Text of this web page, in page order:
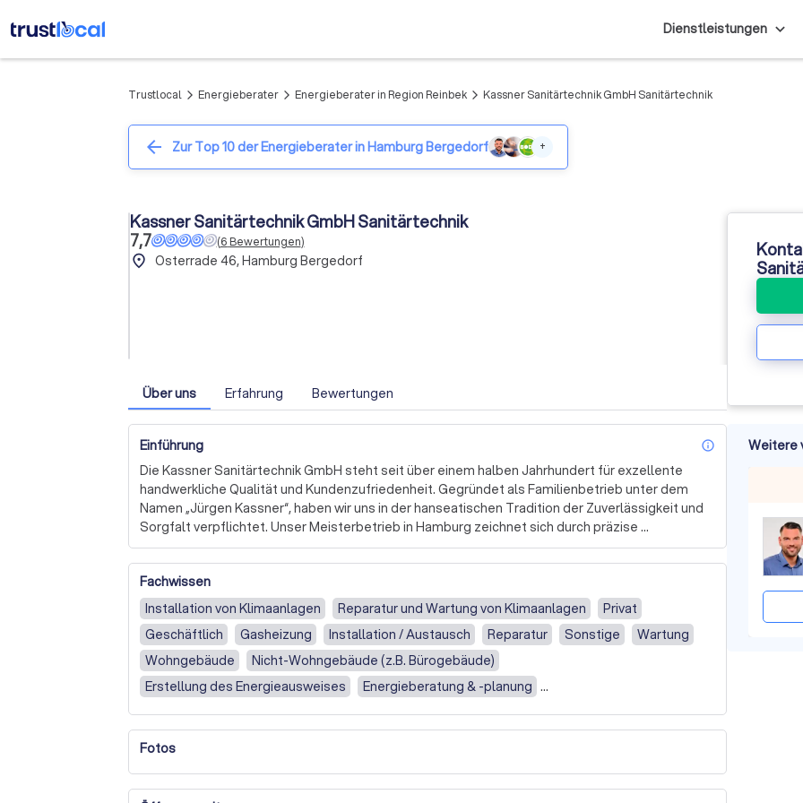
Dienstleistungen
Trustlocal arrow_forward_ios Energieberater arrow_forward_ios Energieberater in Region Reinbek arrow_forward_ios Kassner Sanitärtechnik GmbH Sanitärtechnik
arrow_back Zur Top 10 der Energieberater in Hamburg Bergedorf +
Kassner Sanitärtechnik GmbH Sanitärtechnik
7,7
(6Bewertungen)
place Osterrade 46, Hamburg Bergedorf
Über uns Erfahrung Bewertungen
Einführung
Die Kassner Sanitärtechnik GmbH steht seit über einem halben Jahrhundert für exzellente
handwerkliche Qualität und Kundenzufriedenheit. Gegründet als Familienbetrieb unter dem
Namen „Jürgen Kassner“, haben wir uns in der hanseatischen Tradition der Zuverlässigkeit und
Sorgfalt verpflichtet. Unser Meisterbetrieb in Hamburg zeichnet sich durch präzise
Handwerkskunst und eine enge Zusammenarbeit mit unseren Kunden aus.
Unser Team, bestehend aus etwa zehn hochqualifizierten Fachkräften, widmet sich mit
Leidenschaft und Expertise Ihren Projekten rund um Haus, Dach, Heizung und Sanitär. Wir
betreuen sowohl Architekten als auch private Bauherren und garantieren durch regelmäßige
Weiterbildungen und den Einsatz modernster Technologien erstklassige Ergebnisse.
Die persönliche Beratung und der direkte Austausch mit Ihnen stehen bei uns im Vordergrund.
Wir setzen Ihre Vorstellungen mit größter Sorgfalt um und sorgen dafür, dass alle Arbeiten zu
Ihrer vollsten Zufriedenheit abgeschlossen werden. Vertrauen Sie auf unsere fachliche
Kompetenz und langjährige Erfahrung.
Lassen Sie sich von der Qualität unserer Arbeit überzeugen und kontaktieren Sie uns für ein
unverbindliches Angebot. Wir freuen uns darauf, auch Ihr Projekt erfolgreich umzusetzen und
Fachwissen
Installation von Klimaanlagen
Reparatur und Wartung von Klimaanlagen
Privat
Geschäftlich
Gasheizung Installation / Austausch Reparatur Sonstige
Wartung
Wohngebäude
Nicht-Wohngebäude (z.B. Bürogebäude)
Erstellung des Energieausweises
Energieberatung & -planung
Beratung zur Verbesserung der Energieeffizienz
Fotos
Weitere